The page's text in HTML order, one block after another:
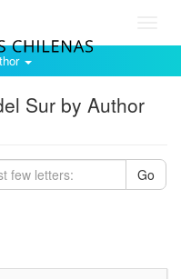
Sur by Author
Go